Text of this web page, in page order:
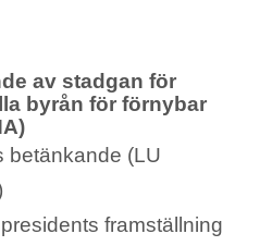
av stadgan för
byrån för förnybar
betänkande (LU
framställning